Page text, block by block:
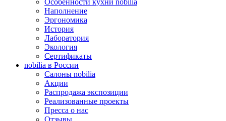
Особенности кухни nobilia
Наполнение
Эргономика
История
Лаборатория
Экология
Сертификаты
nobilia в России
Салоны nobilia
Акции
Распродажа экспозиции
Реализованные проекты
Пресса о нас
Отзывы